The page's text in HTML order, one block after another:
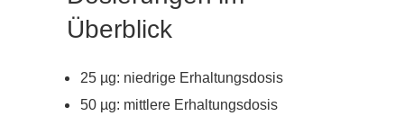
Überblick
25 µg: niedrige Erhaltungsdosis
50 µg: mittlere Erhaltungsdosis